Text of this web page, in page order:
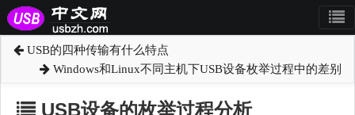
USB的四种传输有什么特点
Windows和Linux不同主机下USB设备枚举过程中的差别
USB设备的枚举过程分析